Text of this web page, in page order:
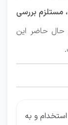
مستلزم بررسی
حال حاضر این
و به